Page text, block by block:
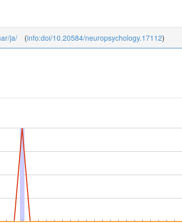
ja/ (info:doi/10.20584/neuropsychology.17112)